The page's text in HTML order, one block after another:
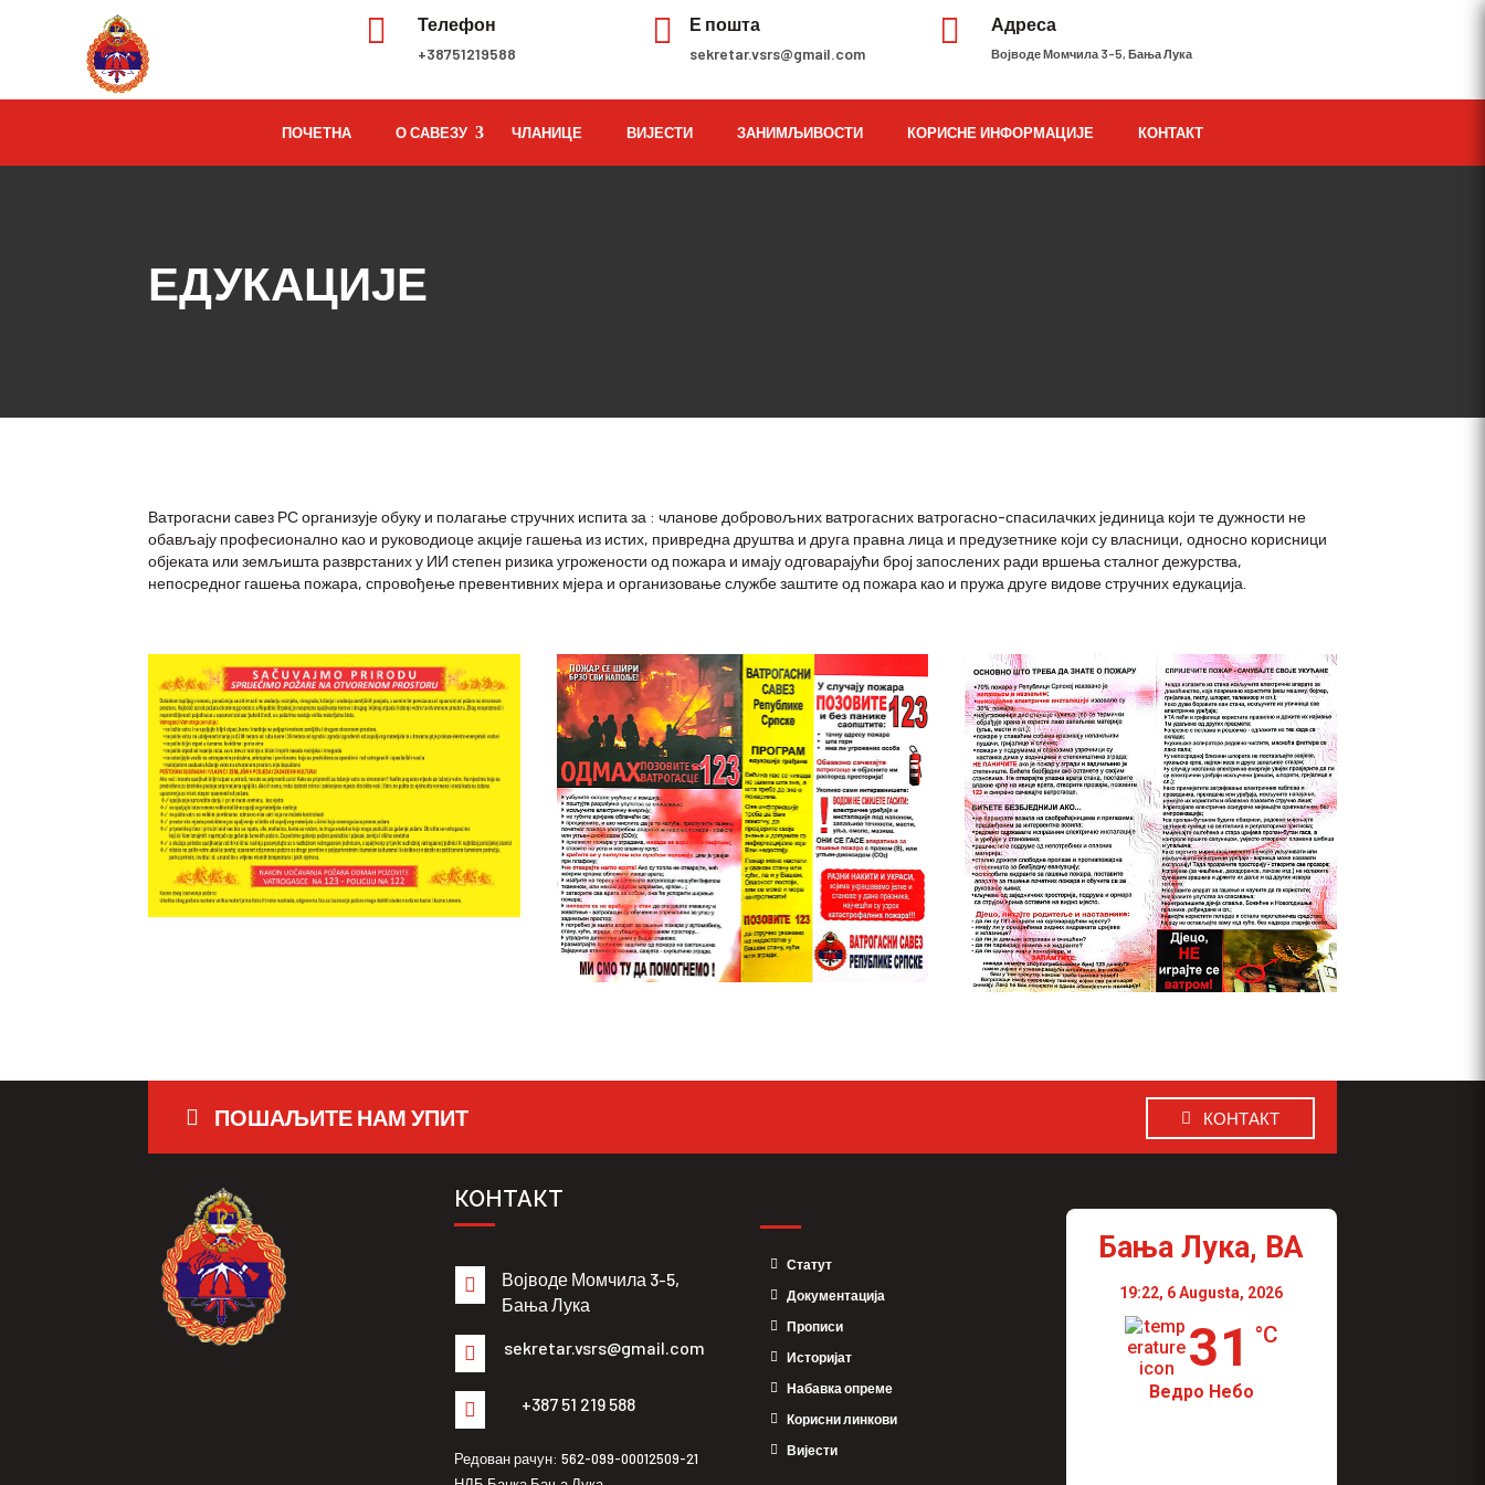
 Телефон
+38751219588
 Е пошта
sekretar.vsrs@gmail.com
 Адреса
Војводе Момчила 3-5, Бања Лука
ПОЧЕТНА О САВЕЗУ ЧЛАНИЦЕ ВИЈЕСТИ ЗАНИМЉИВОСТИ КОРИСНЕ ИНФОРМАЦИЈЕ КОНТАКТ
ЕДУКАЦИЈЕ
Ватрогасни савез РС организује обуку и полагање стручних испита за : чланове добровољних ватрогасних ватрогасно-спасилачких јединица који те дужности не
обављају професионално као и руководиоце акције гашења из истих, привредна друштва и друга правна лица и предузетнике који су власници, односно корисници
објеката или земљишта разврстаних у ИИ степен ризика угрожености од пожара и имају одговарајући број запослених ради вршења сталног дежурства,
непосредног гашења пожара, спровођење превентивних мјера и организовање службе заштите од пожара као и пружа друге видове стручних едукација.
ПОШАЉИТЕ НАМ УПИТ КОНТАКТ
КОНТАКТ

Војводе Момчила 3-5,
Бања Лука
 sekretar.vsrs@gmail.com
 +387 51 219 588
Редован рачун: 562-099-00012509-21
Статут
Документација
Прописи
Историјат
Набавка опреме
Корисни линкови
Вијести
Бања Лука, BA
19:22, 6 Augusta, 2026
31 °C
Ведро Небо